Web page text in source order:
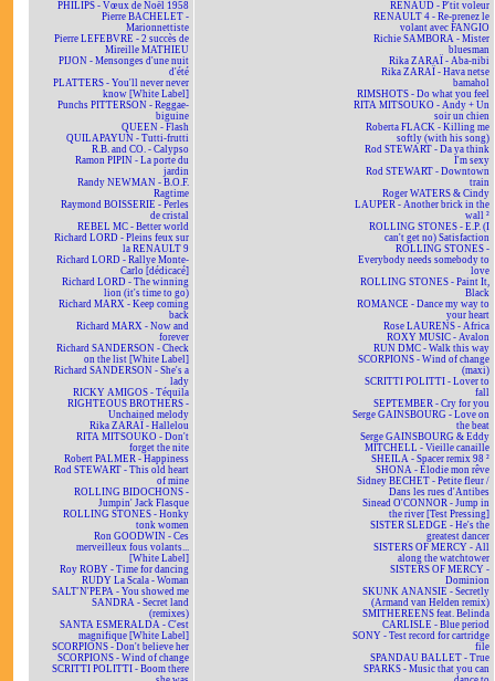
PHILIPS - Vœux de Noël 1958
Pierre BACHELET -
Marionnettiste
Pierre LEFEBVRE - 2 succès de
Mireille MATHIEU
PIJON - Mensonges d'une nuit
d'été
PLATTERS - You'll never never
know [White Label]
Punchs PITTERSON - Reggae-
biguine
QUEEN - Flash
QUILAPAYUN - Tutti-frutti
R.B. and CO. - Calypso
Ramon PIPIN - La porte du
jardin
Randy NEWMAN - B.O.F.
Ragtime
Raymond BOISSERIE - Perles
de cristal
REBEL MC - Better world
Richard LORD - Pleins feux sur
la RENAULT 9
Richard LORD - Rallye Monte-
Carlo [dédicacé]
Richard LORD - The winning
lion (it's time to go)
Richard MARX - Keep coming
back
Richard MARX - Now and
forever
Richard SANDERSON - Check
on the list [White Label]
Richard SANDERSON - She's a
lady
RICKY AMIGOS - Téquila
RIGHTEOUS BROTHERS -
Unchained melody
Rika ZARAÏ - Hallelou
RITA MITSOUKO - Don't
forget the nite
Robert PALMER - Happiness
Rod STEWART - This old heart
of mine
ROLLING BIDOCHONS -
Jumpin' Jack Flasque
ROLLING STONES - Honky
tonk women
Ron GOODWIN - Ces
merveilleux fous volants...
[White Label]
Roy ROBY - Time for dancing
RUDY La Scala - Woman
SALT'N'PEPA - You showed me
SANDRA - Secret land
(remixes)
SANTA ESMERALDA - C'est
magnifique [White Label]
SCORPIONS - Don't believe her
SCORPIONS - Wind of change
SCRITTI POLITTI - Boom there
RENAUD - P'tit voleur
RENAULT 4 - Re-prenez le
volant avec FANGIO
Richie SAMBORA - Mister
bluesman
Rika ZARAÏ - Aba-nibi
Rika ZARAÏ - Hava netse
bamahol
RIMSHOTS - Do what you feel
RITA MITSOUKO - Andy + Un
soir un chien
Roberta FLACK - Killing me
softly (with his song)
Rod STEWART - Da ya think
I'm sexy
Rod STEWART - Downtown
train
Roger WATERS & Cindy
LAUPER - Another brick in the
wall ²
ROLLING STONES - E.P. (I
can't get no) Satisfaction
ROLLING STONES -
Everybody needs somebody to
love
ROLLING STONES - Paint It,
Black
ROMANCE - Dance my way to
your heart
Rose LAURENS - Africa
ROXY MUSIC - Avalon
RUN DMC - Walk this way
SCORPIONS - Wind of change
(maxi)
SCRITTI POLITTI - Lover to
fall
SEPTEMBER - Cry for you
Serge GAINSBOURG - Love on
the beat
Serge GAINSBOURG & Eddy
MITCHELL - Vieille canaille
SHEILA - Spacer remix 98 ²
SHONA - Elodie mon rêve
Sidney BECHET - Petite fleur /
Dans les rues d'Antibes
Sinead O'CONNOR - Jump in
the river [Test Pressing]
SISTER SLEDGE - He's the
greatest dancer
SISTERS OF MERCY - All
along the watchtower
SISTERS OF MERCY -
Dominion
SKUNK ANANSIE - Secretly
(Armand van Helden remix)
SMITHEREENS feat. Belinda
CARLISLE - Blue period
SONY - Test record for cartridge
file
SPANDAU BALLET - True
SPARKS - Music that you can